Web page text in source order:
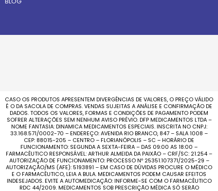
CASO OS PRODUTOS APRESENTEM DIVERGÊNCIAS DE VALORES, O PREÇO VÁLIDO
É O DA SACOLA DE COMPRAS. VENDAS SUJEITAS A ANÁLISE E CONFIRMAÇÃO DE
DADOS. TODOS OS VALORES, FORMAS E CONDIÇÕES DE PAGAMENTO PODEM
SOFRER ALTERAÇÕES SEM NENHUM AVISO PRÉVIO. DFP MEDICAMENTOS LTDA –
NOME FANTASIA: DINAMICA MEDICAMENTOS ESPECIAIS. INSCRITA NO CNPJ:
33.168.571/0002-70 – ENDEREÇO: AVENIDA RIO BRANCO, 847 – SALA 1008 –
CEP: 88015-205 – CENTRO – FLORIANÓPOLIS – SC – HORÁRIO DE
FUNCIONAMENTO: SEGUNDA A SEXTA-FEIRA – DAS 09:00 AS 18:00 –
FARMACÊUTICO RESPONSÁVEL: ARTHUR ALMEIDA DA PAIXÃO – CRF/SC: 21.254 –
AUTORIZAÇÃO DE FUNCIONAMENTO: PROCESSO Nº 25351.107371/2025-29 –
AUTORIZAÇÃO/MS (AFE): 5193891 – EM CASO DE DÚVIDAS PROCURE O MÉDICO
E O FARMACÊUTICO, LEIA A BULA. MEDICAMENTOS PODEM CAUSAR EFEITOS
INDESEJADOS. EVITE A AUTOMEDICAÇÃO: INFORME-SE COM O FARMACÊUTICO
RDC 44/2009. MEDICAMENTOS SOB PRESCRIÇÃO MÉDICA SÓ SERÃO